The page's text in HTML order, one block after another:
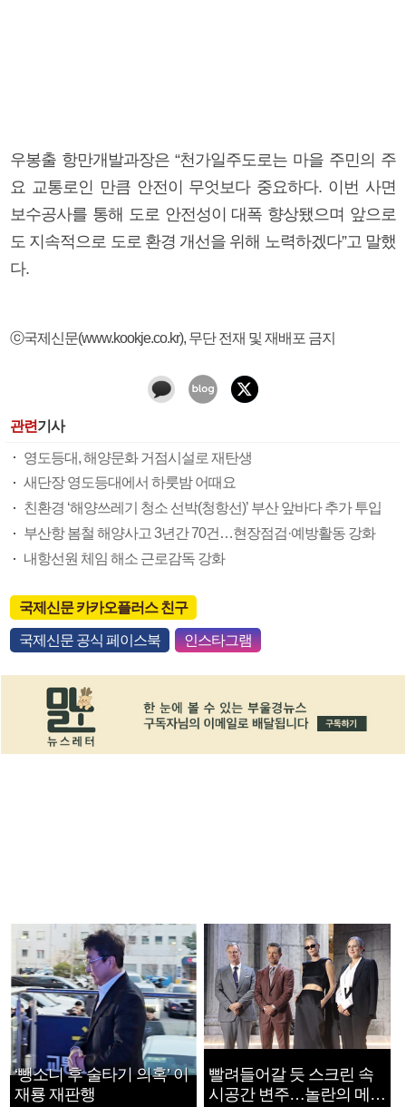
우봉출 항만개발과장은 “천가일주도로는 마을 주민의 주
요 교통로인 만큼 안전이 무엇보다 중요하다. 이번 사면
보수공사를 통해 도로 안전성이 대폭 향상됐으며 앞으로
도 지속적으로 도로 환경 개선을 위해 노력하겠다”고 말했
다.
ⓒ국제신문(www.kookje.co.kr), 무단 전재 및 재배포 금지
관련기사
영도등대, 해양문화 거점시설로 재탄생
새단장 영도등대에서 하룻밤 어때요
친환경 ‘해양쓰레기 청소 선박(청항선)’ 부산 앞바다 추가 투입
부산항 봄철 해양사고 3년간 70건…현장점검·예방활동 강화
내항선원 체임 해소 근로감독 강화
국제신문 카카오플러스 친구
국제신문 공식 페이스북 인스타그램
‘뺑소니 후 술타기 의혹’ 이
재룡 재판행
빨려들어갈 듯 스크린 속
시공간 변주…놀란의 메시